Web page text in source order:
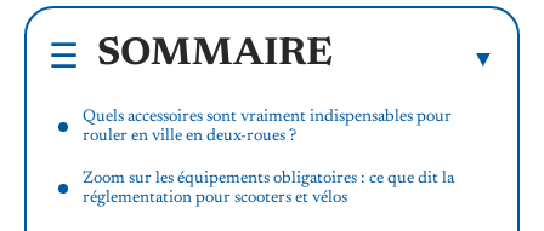
SOMMAIRE
Quels accessoires sont vraiment indispensables pour
rouler en ville en deux-roues ?
Zoom sur les équipements obligatoires : ce que dit la
réglementation pour scooters et vélos